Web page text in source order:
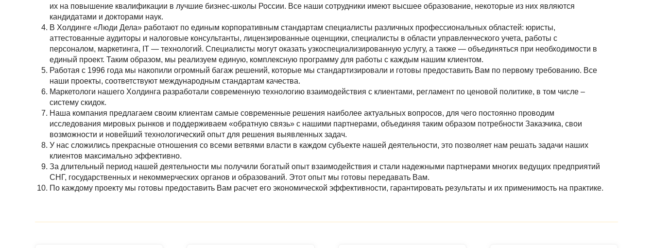
их на повышение квалификации в лучшие бизнес-школы России. Все наши сотрудники имеют высшее образование, некоторые из них являются
кандидатами и докторами наук.
В Холдинге «Люди Дела» работают по единым корпоративным стандартам специалисты различных профессиональных областей: юристы,
аттестованные аудиторы и налоговые консультанты, лицензированные оценщики, специалисты в области управленческого учета, работы с
персоналом, маркетинга, IT — технологий. Специалисты могут оказать узкоспециализированную услугу, а также — объединяться при необходимости в
единый проект. Таким образом, мы реализуем единую, комплексную программу для работы с каждым нашим клиентом.
Работая с 1996 года мы накопили огромный багаж решений, которые мы стандартизировали и готовы предоставить Вам по первому требованию. Все
наши проекты, соответствуют международным стандартам качества.
Маркетологи нашего Холдинга разработали современную технологию взаимодействия с клиентами, регламент по ценовой политике, в том числе –
систему скидок.
Наша компания предлагаем своим клиентам самые современные решения наиболее актуальных вопросов, для чего постоянно проводим
исследования мировых рынков и поддерживаем «обратную связь» с нашими партнерами, объединяя таким образом потребности Заказчика, свои
возможности и новейший технологический опыт для решения выявленных задач.
У нас сложились прекрасные отношения со всеми ветвями власти в каждом субъекте нашей деятельности, это позволяет нам решать задачи наших
клиентов максимально эффективно.
За длительный период нашей деятельности мы получили богатый опыт взаимодействия и стали надежными партнерами многих ведущих предприятий
СНГ, государственных и некоммерческих органов и образований. Этот опыт мы готовы передавать Вам.
По каждому проекту мы готовы предоставить Вам расчет его экономической эффективности, гарантировать результаты и их применимость на практике.